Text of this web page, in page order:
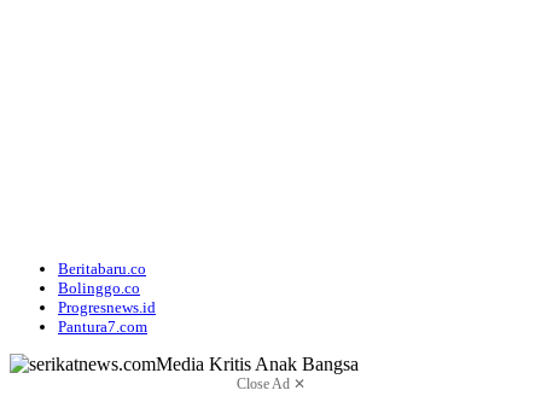
Beritabaru.co
Bolinggo.co
Progresnews.id
Pantura7.com
Close Ad ✕